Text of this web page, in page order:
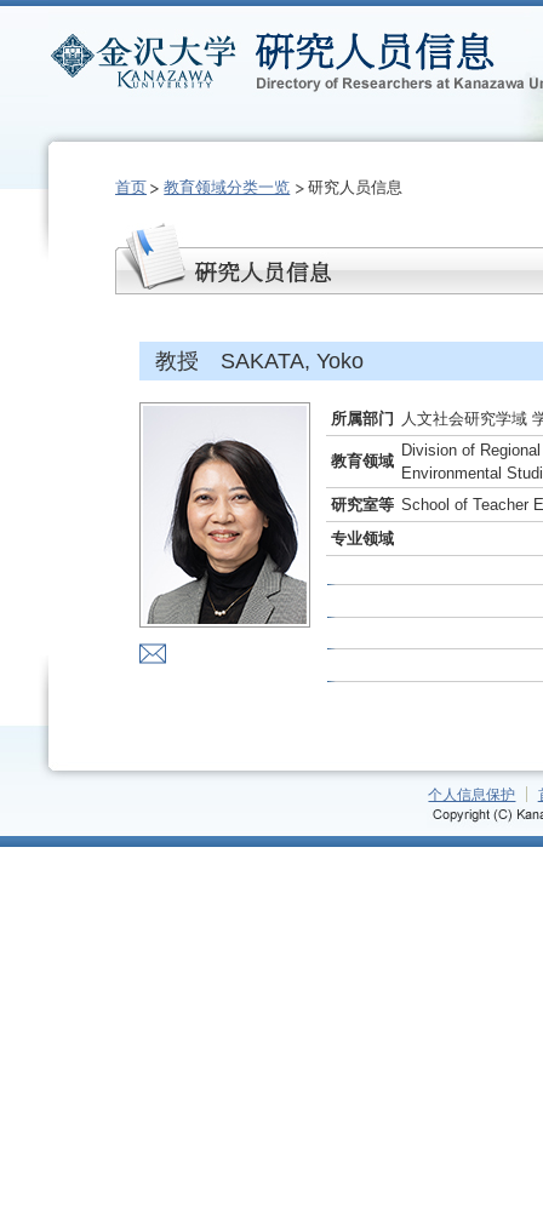
首页 教育领域分类一览 研究人员信息
教授 SAKATA, Yoko
所属部门 人文社会研究学域
教育领域
Division of
Environmental
研究室等 School of Teacher
专业领域
个人信息保护